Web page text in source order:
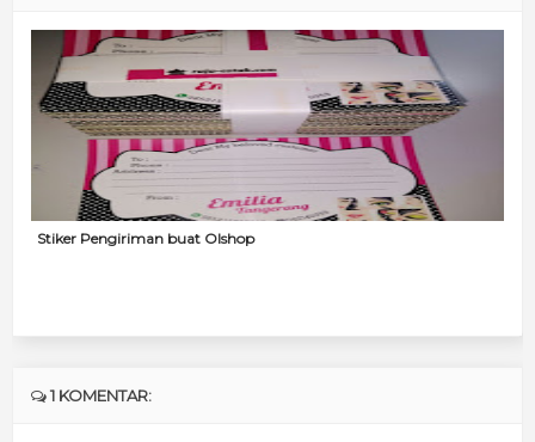
Stiker Pengiriman buat Olshop
1 KOMENTAR: